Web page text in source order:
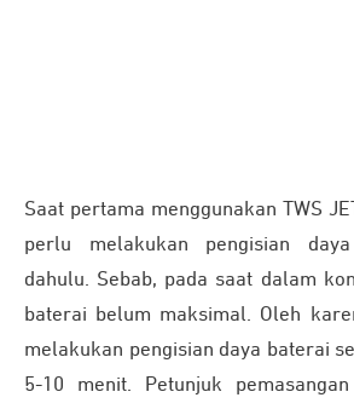
Saat pertama menggunakan TWS
perlu melakukan pengisian
dahulu. Sebab, pada saat dalam
baterai belum maksimal. Oleh
melakukan pengisian daya baterai
5-10 menit. Petunjuk